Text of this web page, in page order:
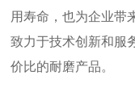
用寿命，也为企业带
致力于技术创新和服
价比的耐磨产品。